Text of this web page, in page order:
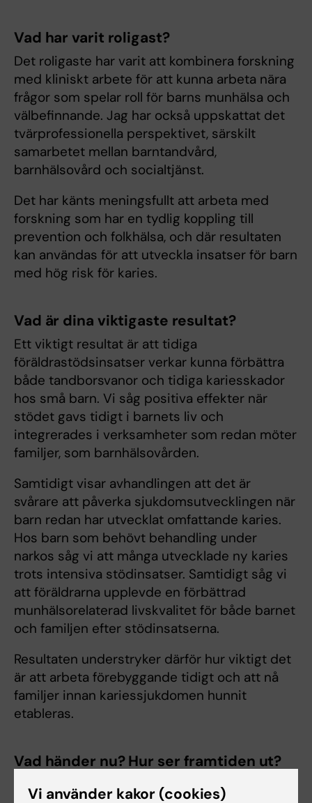
Vad har varit roligast?
Det roligaste har varit att kombinera forskning
med kliniskt arbete för att kunna arbeta nära
frågor som spelar roll för barns munhälsa och
välbefinnande. Jag har också uppskattat det
tvärprofessionella perspektivet, särskilt
samarbetet mellan barntandvård,
barnhälsovård och socialtjänst.
Det har känts meningsfullt att arbeta med
forskning som har en tydlig koppling till
prevention och folkhälsa, och där resultaten
kan användas för att utveckla insatser för barn
med hög risk för karies.
Vad är dina viktigaste resultat?
Ett viktigt resultat är att tidiga
föräldrastödsinsatser verkar kunna förbättra
både tandborsvanor och tidiga kariesskador
hos små barn. Vi såg positiva effekter när
stödet gavs tidigt i barnets liv och
integrerades i verksamheter som redan möter
familjer, som barnhälsovården.
Samtidigt visar avhandlingen att det är
svårare att påverka sjukdomsutvecklingen när
barn redan har utvecklat omfattande karies.
Hos barn som behövt behandling under
narkos såg vi att många utvecklade ny karies
trots intensiva stödinsatser. Samtidigt såg vi
att föräldrarna upplevde en förbättrad
munhälsorelaterad livskvalitet för både barnet
och familjen efter stödinsatserna.
Resultaten understryker därför hur viktigt det
är att arbeta förebyggande tidigt och att nå
familjer innan kariessjukdomen hunnit
etableras.
Vad händer nu? Hur ser framtiden ut?
Jag kommer att stanna kvar på Karolinska
Vi använder kakor (cookies)